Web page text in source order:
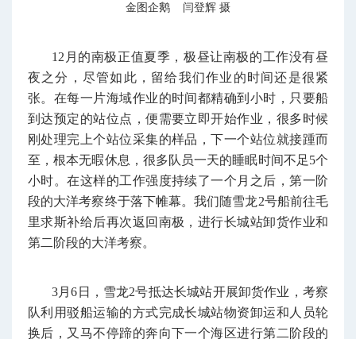
金图企鹅 闫登辉 摄
12月的南极正值夏季，极昼让南极的工作没有昼
夜之分，尽管如此，留给我们作业的时间还是很紧
张。在每一片海域作业的时间都精确到小时，只要船
到达预定的站位点，便需要立即开始作业，很多时候
刚处理完上个站位采集的样品，下一个站位就接踵而
至，根本无暇休息，很多队员一天的睡眠时间不足5个
小时。在这样的工作强度持续了一个月之后，第一阶
段的大洋考察终于落下帷幕。我们随雪龙2号船前往毛
里求斯补给后再次返回南极，进行长城站卸货作业和
第二阶段的大洋考察。
3月6日，雪龙2号抵达长城站开展卸货作业，考察
队利用驳船运输的方式完成长城站物资卸运和人员轮
换后，又马不停蹄的奔向下一个海区进行第二阶段的